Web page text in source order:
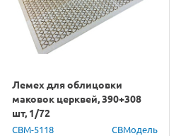
Лемех для облицовки
маковок церквей, 390+308
шт, 1/72
CBM-5118 СВМодель